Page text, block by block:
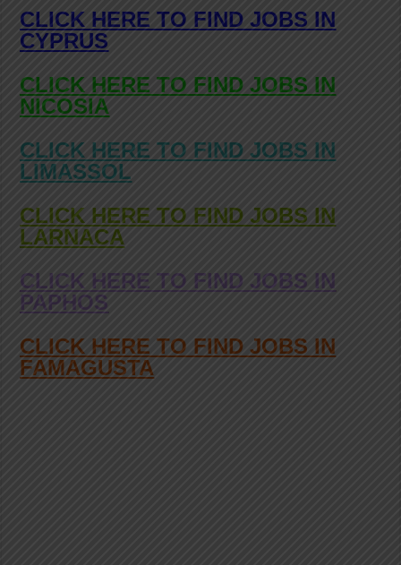
CLICK HERE TO FIND JOBS IN
CYPRUS
CLICK HERE TO FIND JOBS IN
NICOSIA
CLICK HERE TO FIND JOBS IN
LIMASSOL
CLICK HERE TO FIND JOBS IN
LARNACA
CLICK HERE TO FIND JOBS IN
PAPHOS
CLICK HERE TO FIND JOBS IN
FAMAGUSTA